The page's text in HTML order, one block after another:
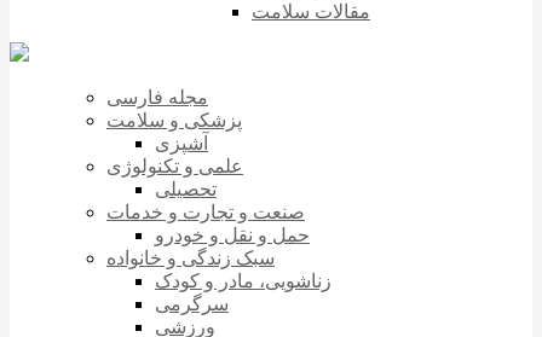
مقالات سلامت
مجله فارسی
پزشکی و سلامت
آشپزی
علمی و تکنولوژی
تحصیلی
صنعت و تجارت و خدمات
حمل و نقل و خودرو
سبک زندگی و خانواده
زناشویی، مادر و کودک
سرگرمی
ورزشی